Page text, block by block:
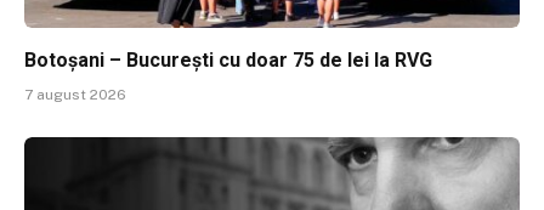
Botoșani – București cu doar 75 de lei la RVG
7 august 2026